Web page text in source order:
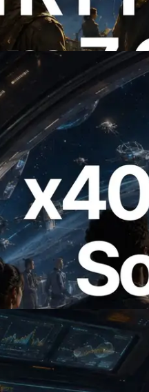
线
付的 Solana RPC
付费的时代开启